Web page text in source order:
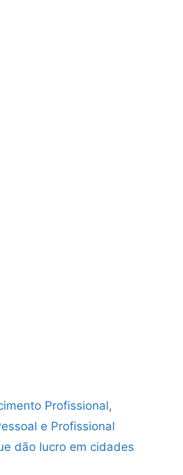
Profissional,
e Profissional
dão lucro em cidades